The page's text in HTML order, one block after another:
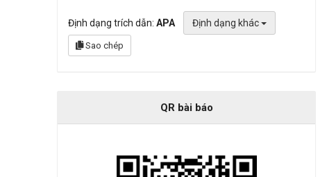
Định dạng trích dẫn:APA Định dạng khác
Sao chép
QR bài báo